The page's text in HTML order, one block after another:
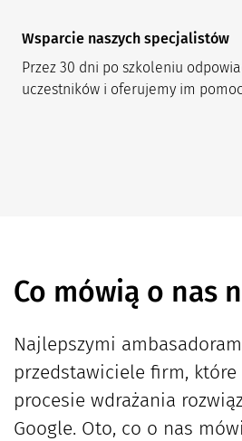
Wsparcie naszych specjalistów
Przez 30 dni po szkoleniu
uczestników i oferujemy im
Co mówią o nas
Najlepszymi
przedstawiciele firm,
procesie wdrażania
Google. Oto, co o nas